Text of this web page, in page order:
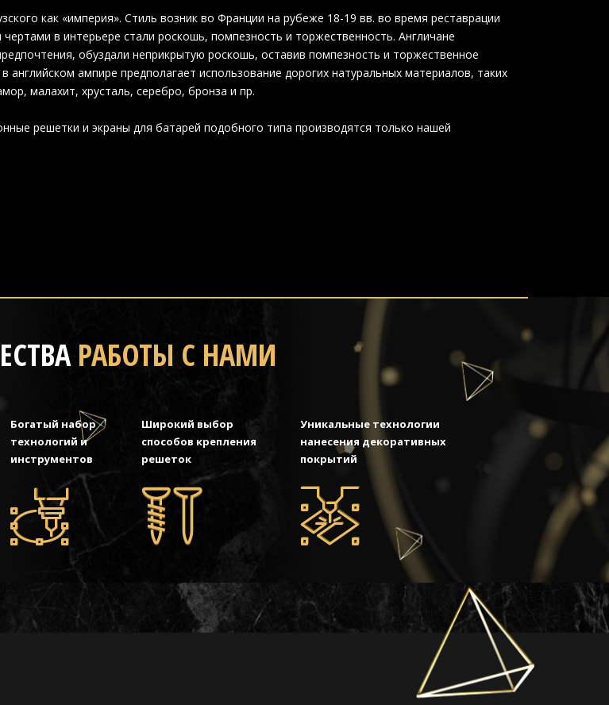
как «империя». Стиль возник во Франции на рубеже 18-19 вв. во время реставрации
в интерьере стали роскошь, помпезность и торжественность. Англичане
обуздали неприкрытую роскошь, оставив помпезность и торжественное
английском ампире предполагает использование дорогих натуральных материалов, таких
малахит, хрусталь, серебро, бронза и пр.
решетки и экраны для батарей подобного типа производятся только нашей
РАБОТЫ С НАМИ
Богатый набор
технологий и
инструментов
Широкий выбор
способов крепления
решеток
Уникальные технологии
нанесения декоративных
покрытий